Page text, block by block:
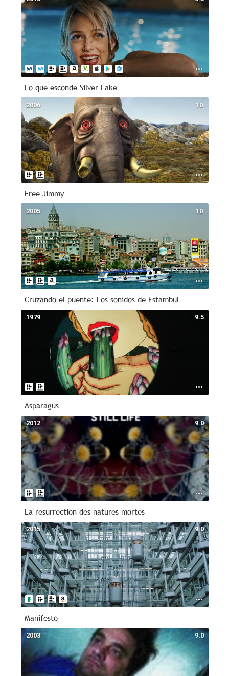
Lo que esconde Silver Lake
10
2006
Free Jimmy
10
2005
Cruzando el puente: Los sonidos de Estambul
9.5
1979
Asparagus
9.0
2012
La resurrection des natures mortes
9.0
2015
Manifesto
9.0
2003